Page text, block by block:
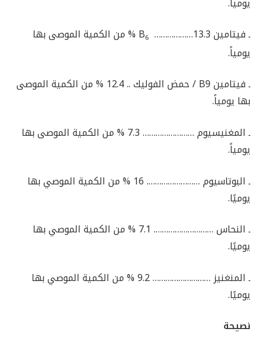
ـ فيتامين B
6
………………13.3 % من الكمية الموصى بها
يومياً.
ـ فيتامين B9 / حمض الفوليك .. 12.4 % من الكمية الموصى
بها يومياً.
ـ المغنيسيوم …………………… 7.3 % من الكمية الموصى بها
يومياً.
ـ البوتاسيوم ……………………. 16 % من الكمية الموصي بها
يوميًا.
ـ النحاس ………………………. 7.1 % من الكمية الموصي بها
يوميًا.
ـ المنغنيز ……………………… 9.2 % من الكمية الموصي بها
يوميًا.
نصيحة